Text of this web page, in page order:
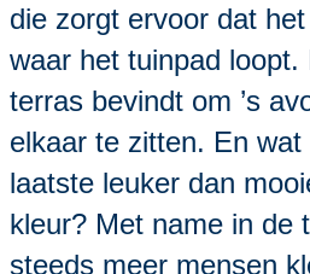
die zorgt ervoor dat
waar het tuinpad
terras bevindt om ’s
elkaar te zitten. En
laatste leuker dan
kleur? Met name in de
steeds meer mensen